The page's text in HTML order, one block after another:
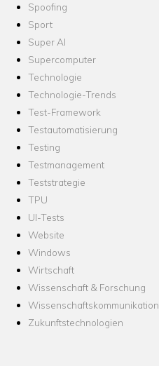
Spoofing
Sport
Super AI
Supercomputer
Technologie
Technologie-Trends
Test-Framework
Testautomatisierung
Testing
Testmanagement
Teststrategie
TPU
UI-Tests
Website
Windows
Wirtschaft
Wissenschaft & Forschung
Wissenschaftskommunikation
Zukunftstechnologien